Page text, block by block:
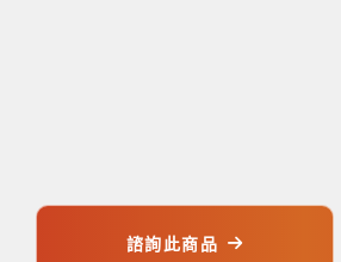
諮詢此商品